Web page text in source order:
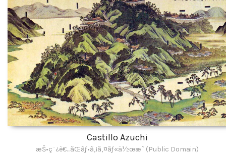
Castillo Azuchi
æŠ•ç¨¿è€…ãŒãƒ•ã‚¡ã‚¤ãƒ«ä½œæˆ (Public Domain)